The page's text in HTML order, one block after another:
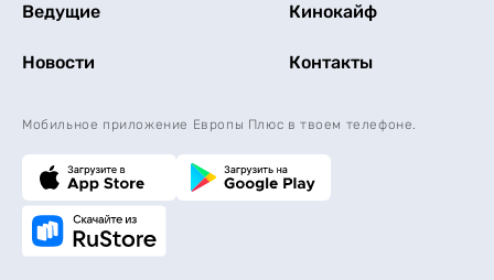
Ведущие Кинокайф
Новости Контакты
Мобильное приложение Европы Плюс в твоем телефоне.